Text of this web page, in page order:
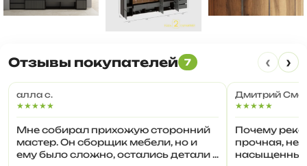
Отзывы покупателей 7 ‹ ›
алла с.
★★★★★
Мне собирал прихожую сторонний
мастер. Он сборщик мебели, но и
ему было сложно, остались детали (
Дмитрий
★★★★★
Почему
прочная, не
насыщенные